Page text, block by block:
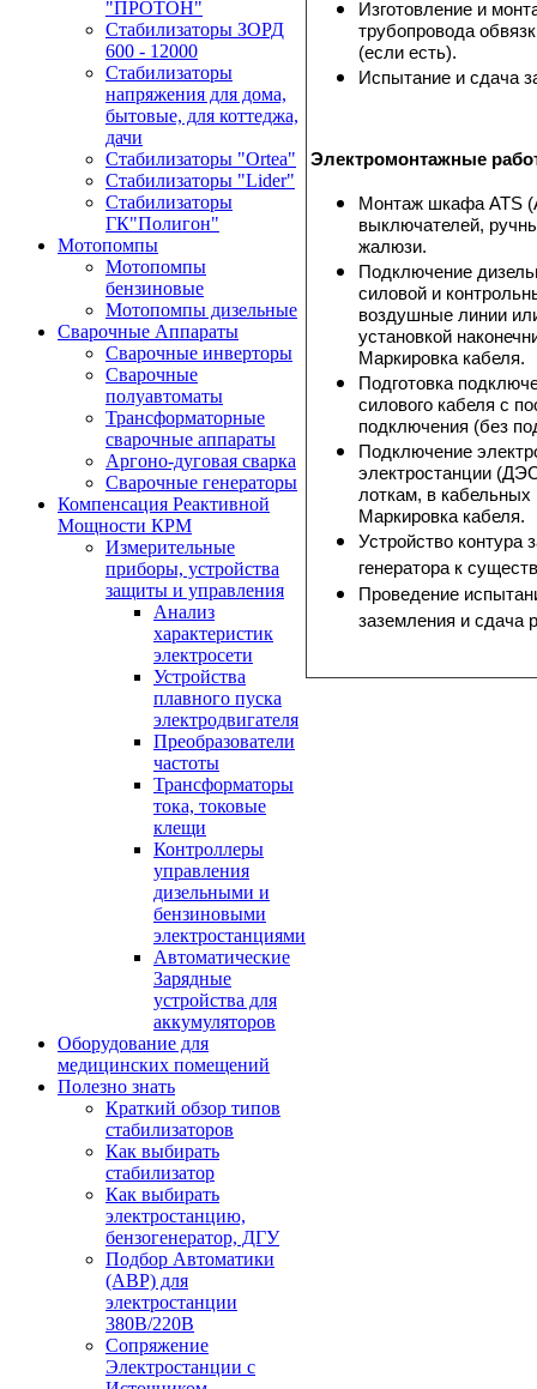
"ПРОТОН"
Стабилизаторы ЗОРД
600 - 12000
Стабилизаторы
напряжения для дома,
бытовые, для коттеджа,
дачи
Стабилизаторы "Ortea"
Стабилизаторы "Lider"
Стабилизаторы
ГК"Полигон"
Мотопомпы
Мотопомпы
бензиновые
Мотопомпы дизельные
Сварочные Аппараты
Сварочные инверторы
Сварочные
полуавтоматы
Трансформаторные
сварочные аппараты
Аргоно-дуговая сварка
Сварочные генераторы
Компенсация Реактивной
Мощности КРМ
Измерительные
приборы, устройства
защиты и управления
Анализ
характеристик
электросети
Устройства
плавного пуска
электродвигателя
Преобразователи
частоты
Трансформаторы
тока, токовые
клещи
Контроллеры
управления
дизельными и
бензиновыми
электростанциями
Автоматические
Зарядные
устройства для
аккумуляторов
Оборудование для
медицинских помещений
Полезно знать
Краткий обзор типов
стабилизаторов
Как выбирать
стабилизатор
Как выбирать
электростанцию,
бензогенератор, ДГУ
Подбор Автоматики
(АВР) для
электростанции
380В/220В
Сопряжение
Электростанции с
Изготовление и
трубопровода
(если есть).
Испытание и сдача
Электромонтажные
Монтаж шкафа ATS
выключателей,
жалюзи.
Подключение
силовой и
воздушные линии
установкой
Маркировка кабеля.
Подготовка
силового кабеля с
подключения (без
Подключение
электростанции
лоткам, в кабельных
Маркировка кабеля.
Устройство контура
генератора к
Проведение
заземления и сдача